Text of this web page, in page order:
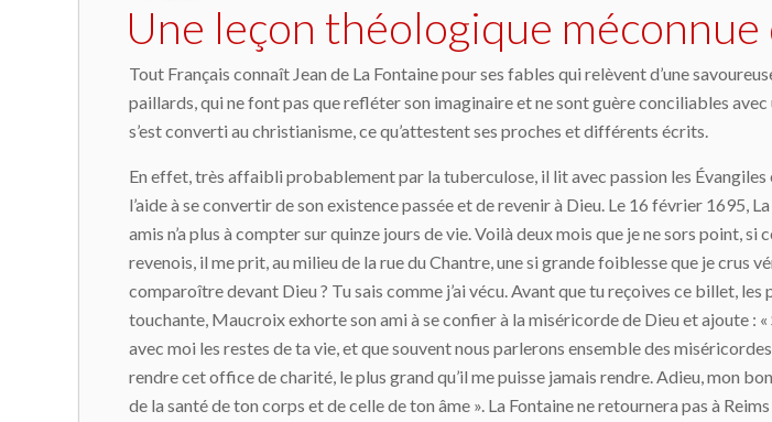
Une leçon théologique méconnue
Tout Français connaît Jean de La Fontaine pour ses fables qui relèvent d’une
paillards, qui ne font pas que refléter son imaginaire et ne sont guère conciliables
s’est converti au christianisme, ce qu’attestent ses proches et différents écrits.
En effet, très affaibli probablement par la tuberculose, il lit avec passion les Évangiles
l’aide à se convertir de son existence passée et de revenir à Dieu. Le 16 février 1695,
amis n’a plus à compter sur quinze jours de vie. Voilà deux mois que je ne sors point, si
revenois, il me prit, au milieu de la rue du Chantre, une si grande foiblesse que je crus
comparoître devant Dieu ? Tu sais comme j’ai vécu. Avant que tu reçoives ce billet,
touchante, Maucroix exhorte son ami à se confier à la miséricorde de Dieu et ajoute :
avec moi les restes de ta vie, et que souvent nous parlerons ensemble des
rendre cet office de charité, le plus grand qu’il me puisse jamais rendre. Adieu, mon
de la santé de ton corps et de celle de ton âme ». La Fontaine ne retournera pas à